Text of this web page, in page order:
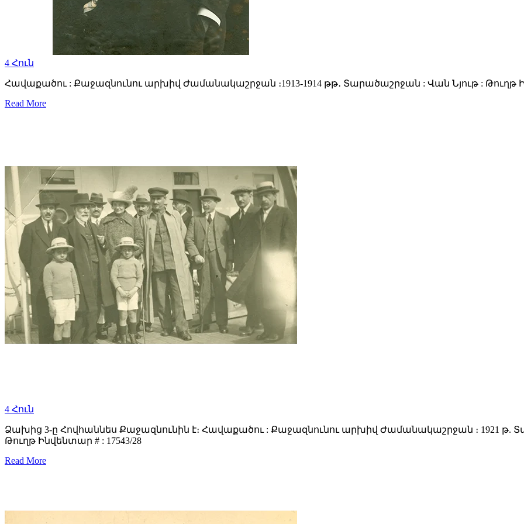
4 Հուն
Հավաքածու : Քաջազնունու արխիվ Ժամանակաշրջան ։1913-1914 թթ․ Տարածաշրջան : Վան Նյութ : Թուղթ
Read More
4 Հուն
Ձախից 3-ը Հովհաննես Քաջազնունին է։ Հավաքածու : Քաջազնունու արխիվ Ժամանակաշրջան ։ 1921 թ.
Թուղթ Ինվենտար # : 17543/28
Read More